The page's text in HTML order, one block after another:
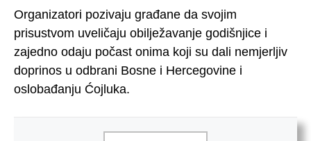
Organizatori pozivaju građane da svojim
prisustvom uveličaju obilježavanje godišnjice i
zajedno odaju počast onima koji su dali nemjerljiv
doprinos u odbrani Bosne i Hercegovine i
oslobađanju Ćojluka.